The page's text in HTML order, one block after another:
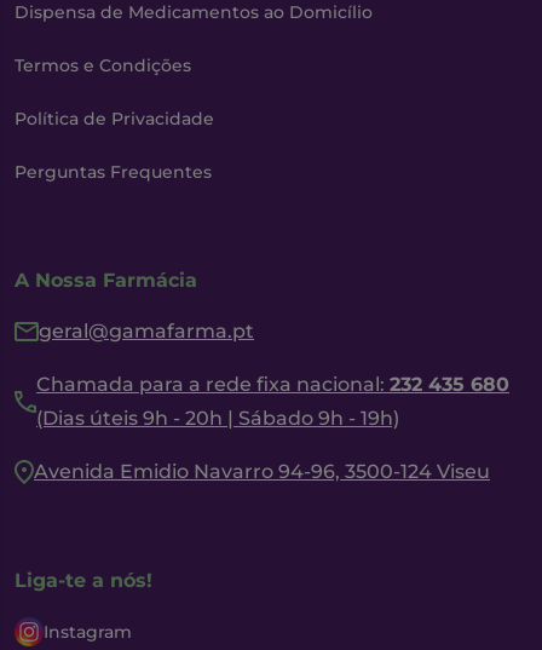
Dispensa de Medicamentos ao Domicílio
Termos e Condições
Política de Privacidade
Perguntas Frequentes
A Nossa Farmácia
geral@gamafarma.pt
Chamada para a rede fixa nacional: 232 435 680
(Dias úteis 9h - 20h | Sábado 9h - 19h)
Avenida Emidio Navarro 94-96, 3500-124 Viseu
Liga-te a nós!
Instagram